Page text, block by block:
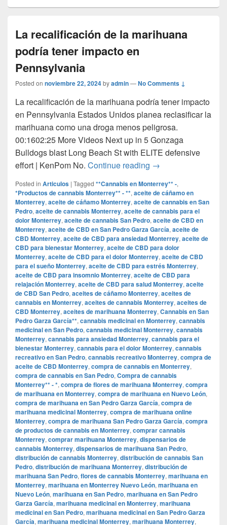
La recalificación de la marihuana
podría tener impacto en
Pennsylvania
Posted on noviembre 22, 2024byadmin—No Comments ↓
La recalificación de la marihuana podría tener impacto
en Pennsylvania Estados Unidos planea reclasificar la
marihuana como una droga menos peligrosa.
00:1602:25 More Videos Next up in 5 Gonzaga
Bulldogs blast Long Beach St with ELITE defensive
effort | KenPom No. Continue reading La recalificación de
→
Posted in Articulos | Tagged **Cannabis en Monterrey** -,
*Productos de cannabis Monterrey** - **, aceite de cáñamo en
Monterrey, aceite de cáñamo Monterrey, aceite de cannabis en San
Pedro, aceite de cannabis Monterrey, aceite de cannabis para el
dolor Monterrey, aceite de cannabis San Pedro, aceite de CBD en
Monterrey, aceite de CBD en San Pedro Garza García, aceite de
CBD Monterrey, aceite de CBD para ansiedad Monterrey, aceite de
CBD para bienestar Monterrey, aceite de CBD para dolor
Monterrey, aceite de CBD para el dolor Monterrey, aceite de CBD
para el sueño Monterrey, aceite de CBD para estrés Monterrey,
aceite de CBD para insomnio Monterrey, aceite de CBD para
relajación Monterrey, aceite de CBD para salud Monterrey, aceite
de CBD San Pedro, aceites de cáñamo Monterrey, aceites de
cannabis en Monterrey, aceites de cannabis Monterrey, aceites de
CBD Monterrey, aceites de marihuana Monterrey, Cannabis en San
Pedro Garza García**, cannabis medicinal en Monterrey, cannabis
medicinal en San Pedro, cannabis medicinal Monterrey, cannabis
Monterrey, cannabis para ansiedad Monterrey, cannabis para el
bienestar Monterrey, cannabis para el dolor Monterrey, cannabis
recreativo en San Pedro, cannabis recreativo Monterrey, compra de
aceite de CBD Monterrey, compra de cannabis en Monterrey,
compra de cannabis en San Pedro, Compra de cannabis
Monterrey** - *, compra de flores de marihuana Monterrey, compra
de marihuana en Monterrey, compra de marihuana en Nuevo León,
compra de marihuana en San Pedro Garza García, compra de
marihuana medicinal Monterrey, compra de marihuana online
Monterrey, compra de marihuana San Pedro Garza García, compra
de productos de cannabis en Monterrey, comprar cannabis
Monterrey, comprar marihuana Monterrey, dispensarios de
cannabis Monterrey, dispensarios de marihuana San Pedro,
distribución de cannabis Monterrey, distribución de cannabis San
Pedro, distribución de marihuana Monterrey, distribución de
marihuana San Pedro, flores de cannabis Monterrey, marihuana en
Monterrey, marihuana en Monterrey Nuevo León, marihuana en
Nuevo León, marihuana en San Pedro, marihuana en San Pedro
Garza García, marihuana medicinal en Monterrey, marihuana
medicinal en San Pedro, marihuana medicinal en San Pedro Garza
García, marihuana medicinal Monterrey, marihuana Monterrey,